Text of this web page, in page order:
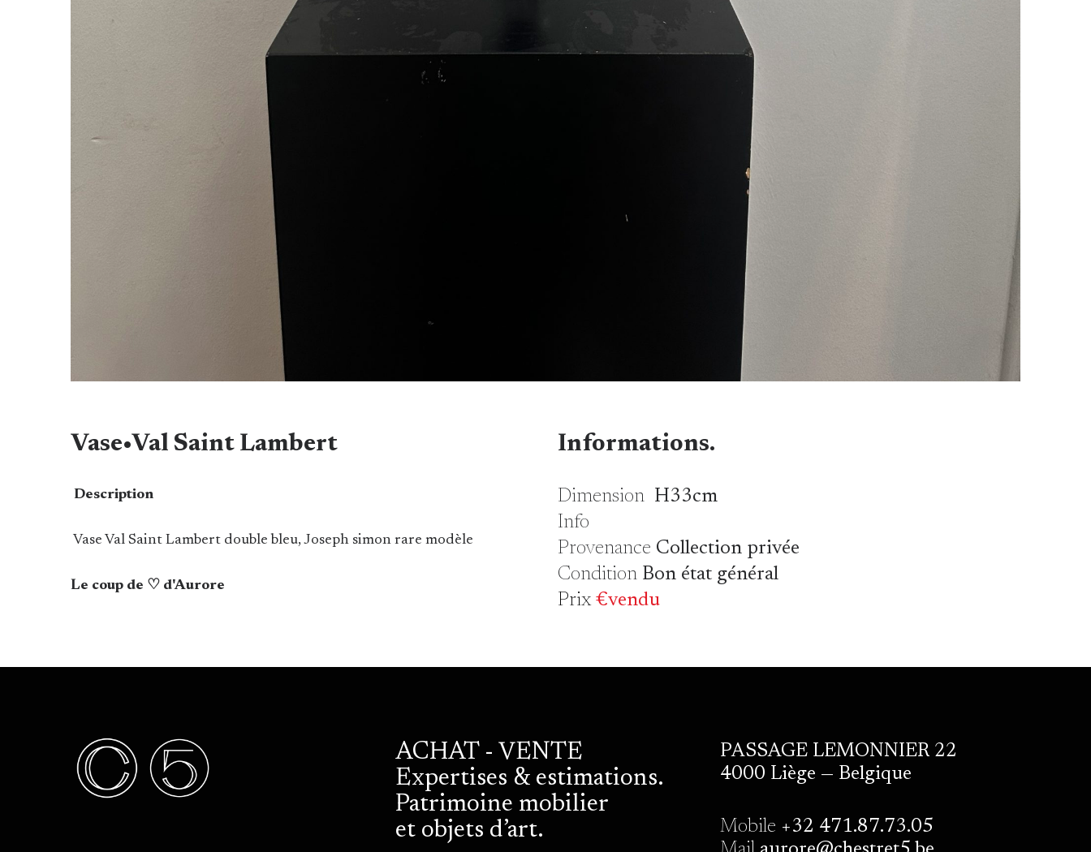
Vase•Val Saint Lambert
Description
Vase Val Saint Lambert double bleu, Joseph simon rare modèle
Le coup de ♡ d'Aurore
Informations.
DimensionH33cm
Info
Provenance Collection privée
Condition Bon état général
Prix€vendu
ACHAT - VENTE
Expertises & estimations.
Patrimoine mobilier
et objets d’art.
PASSAGE LEMONNIER 22
4000 Liège — Belgique
Mobile +32 471.87.73.05